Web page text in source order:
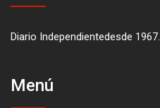
Diario Independientedesde 1967.
Menú